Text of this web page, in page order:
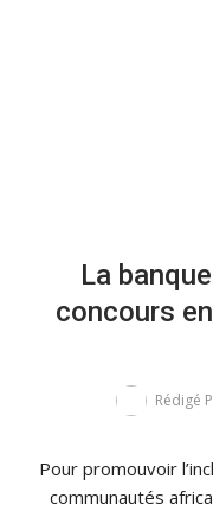
La
concours
Rédigé
Pour promouvoir
communautés